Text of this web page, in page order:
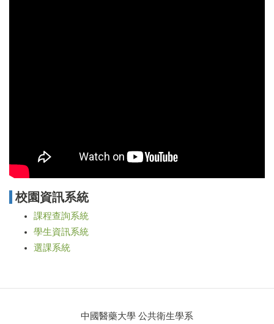
校園資訊系統
課程查詢系統
學生資訊系統
選課系統
中國醫藥大學 公共衛生學系